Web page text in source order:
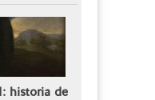
historia de